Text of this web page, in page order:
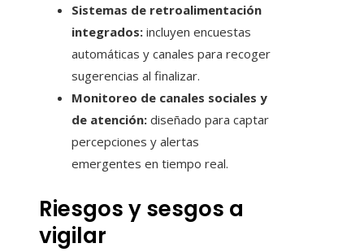
Sistemas de retroalimentación
integrados: incluyen encuestas
automáticas y canales para recoger
sugerencias al finalizar.
Monitoreo de canales sociales y
de atención: diseñado para captar
percepciones y alertas
emergentes en tiempo real.
Riesgos y sesgos a
vigilar